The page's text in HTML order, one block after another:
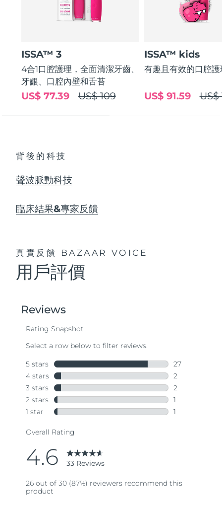
ISSA™ 3
4合1口腔護理，全面清潔牙齒、
牙齦、口腔內壁和舌苔
US$ 109
US$ 77.39
ISSA™ kids
有趣且有效的口腔護
US$
US$ 91.59
背後的科技
聲波脈動科技
臨床結果&專家反饋
真實反饋 BAZAAR VOICE
用戶評價